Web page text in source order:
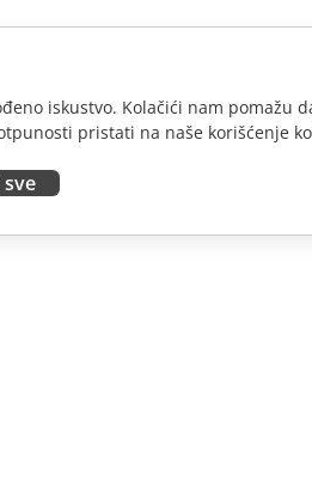
iskustvo. Kolačići nam pomažu
pristati na naše korišćenje